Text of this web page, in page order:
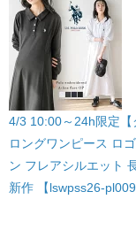
4/3 10:00～24h限定【
ロングワンピース ロ
ン フレアシルエット
新作 【lswpss26-